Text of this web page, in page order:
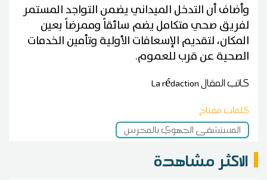
وأضاف أن التدخل الميداني يضمن التواجد المستمر
لفريق صحي متكامل يضم سائقاً وممرضاً بعين
المكان، لتقديم الإسعافات الأولية وتأمين الخدمات
الصحية عن قرب للعموم.
كاتب المقالLa rédaction
كلمات مفتاح
المستشفى الجهوي بالمحرس
الاكثر مشاهدة